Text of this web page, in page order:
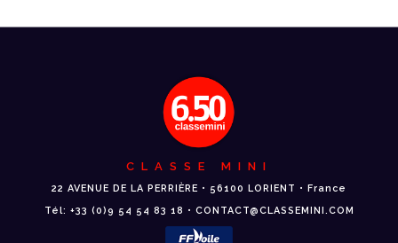
CLASSE MINI
22 AVENUE DE LA PERRIÈRE • 56100 LORIENT • France
Tél: +33 (0)9 54 54 83 18 • CONTACT@CLASSEMINI.COM